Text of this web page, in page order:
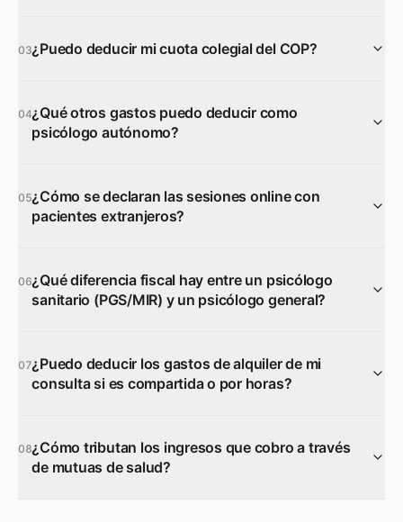
03¿Puedo deducir mi cuota colegial del COP?
04¿Qué otros gastos puedo deducir como
psicólogo autónomo?
05¿Cómo se declaran las sesiones online con
pacientes extranjeros?
06¿Qué diferencia fiscal hay entre un psicólogo
sanitario (PGS/MIR) y un psicólogo general?
07¿Puedo deducir los gastos de alquiler de mi
consulta si es compartida o por horas?
08¿Cómo tributan los ingresos que cobro a través
de mutuas de salud?